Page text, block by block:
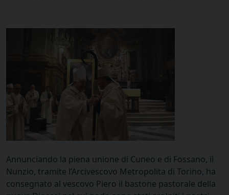
Annunciando la piena unione di Cuneo e di Fossano, il
Nunzio, tramite l’Arcivescovo Metropolita di Torino, ha
consegnato al vescovo Piero il bastone pastorale della